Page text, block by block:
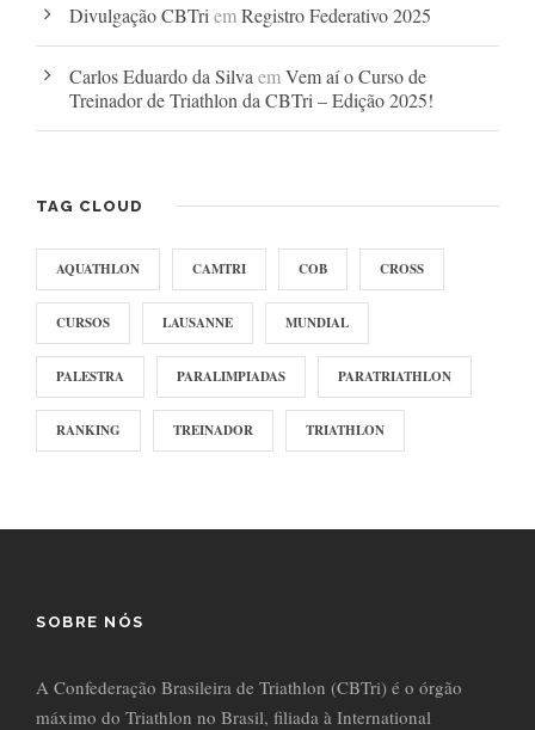
Divulgação CBTri emRegistro Federativo 2025
Carlos Eduardo da Silva emVem aí o Curso de
Treinador de Triathlon da CBTri – Edição 2025!
TAG CLOUD
AQUATHLON CAMTRI COB CROSS
CURSOS LAUSANNE MUNDIAL
PALESTRA PARALIMPIADAS PARATRIATHLON
RANKING TREINADOR TRIATHLON
SOBRE NÓS
A Confederação Brasileira de Triathlon (CBTri) é o órgão
máximo do Triathlon no Brasil, filiada à International